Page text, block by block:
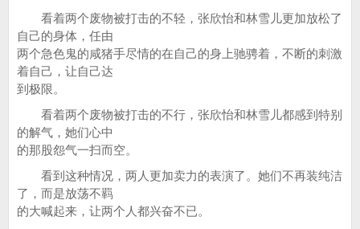
看着两个废物被打击的不轻，张欣怡和林雪儿更加放松了
自己的身体，任由
两个急色鬼的咸猪手尽情的在自己的身上驰骋着，不断的刺激
着自己，让自己达
到极限。
看着两个废物被打击的不行，张欣怡和林雪儿都感到特别
的解气，她们心中
的那股怨气一扫而空。
看到这种情况，两人更加卖力的表演了。她们不再装纯洁
了，而是放荡不羁
的大喊起来，让两个人都兴奋不已。